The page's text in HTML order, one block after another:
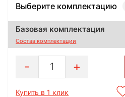
Выберите комплектацию
Базовая комплектация
Состав комплектации
1
Купить в 1 клик